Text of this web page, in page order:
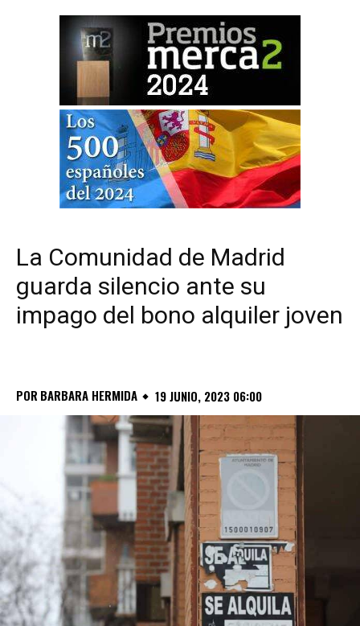
La Comunidad de Madrid
guarda silencio ante su
impago del bono alquiler joven
POR BARBARA HERMIDA 19 JUNIO, 2023 06:00